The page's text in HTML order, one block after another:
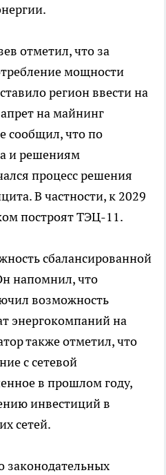
отметил, что за
мощности
регион ввести на
на майнинг
сообщил, что по
и решениям
процесс решения
В частности, к 2029
построят ТЭЦ-11.
сбалансированной
напомнил, что
возможность
энергокомпаний на
также отметил, что
с сетевой
в прошлом году,
инвестиций в
сетей.
законодательных